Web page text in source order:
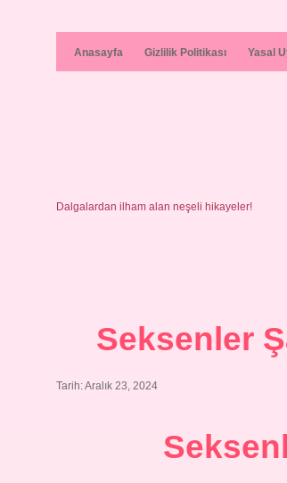
Anasayfa Gizlilik Politikası Yasal
Dalgalardan ilham alan neşeli hikayeler!
Seksenler
Tarih: Aralık 23, 2024